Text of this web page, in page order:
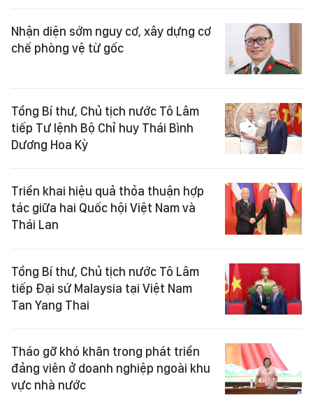
Nhận diện sớm nguy cơ, xây dựng cơ
chế phòng vệ từ gốc
Tổng Bí thư, Chủ tịch nước Tô Lâm
tiếp Tư lệnh Bộ Chỉ huy Thái Bình
Dương Hoa Kỳ
Triển khai hiệu quả thỏa thuận hợp
tác giữa hai Quốc hội Việt Nam và
Thái Lan
Tổng Bí thư, Chủ tịch nước Tô Lâm
tiếp Đại sứ Malaysia tại Việt Nam
Tan Yang Thai
Tháo gỡ khó khăn trong phát triển
đảng viên ở doanh nghiệp ngoài khu
vực nhà nước